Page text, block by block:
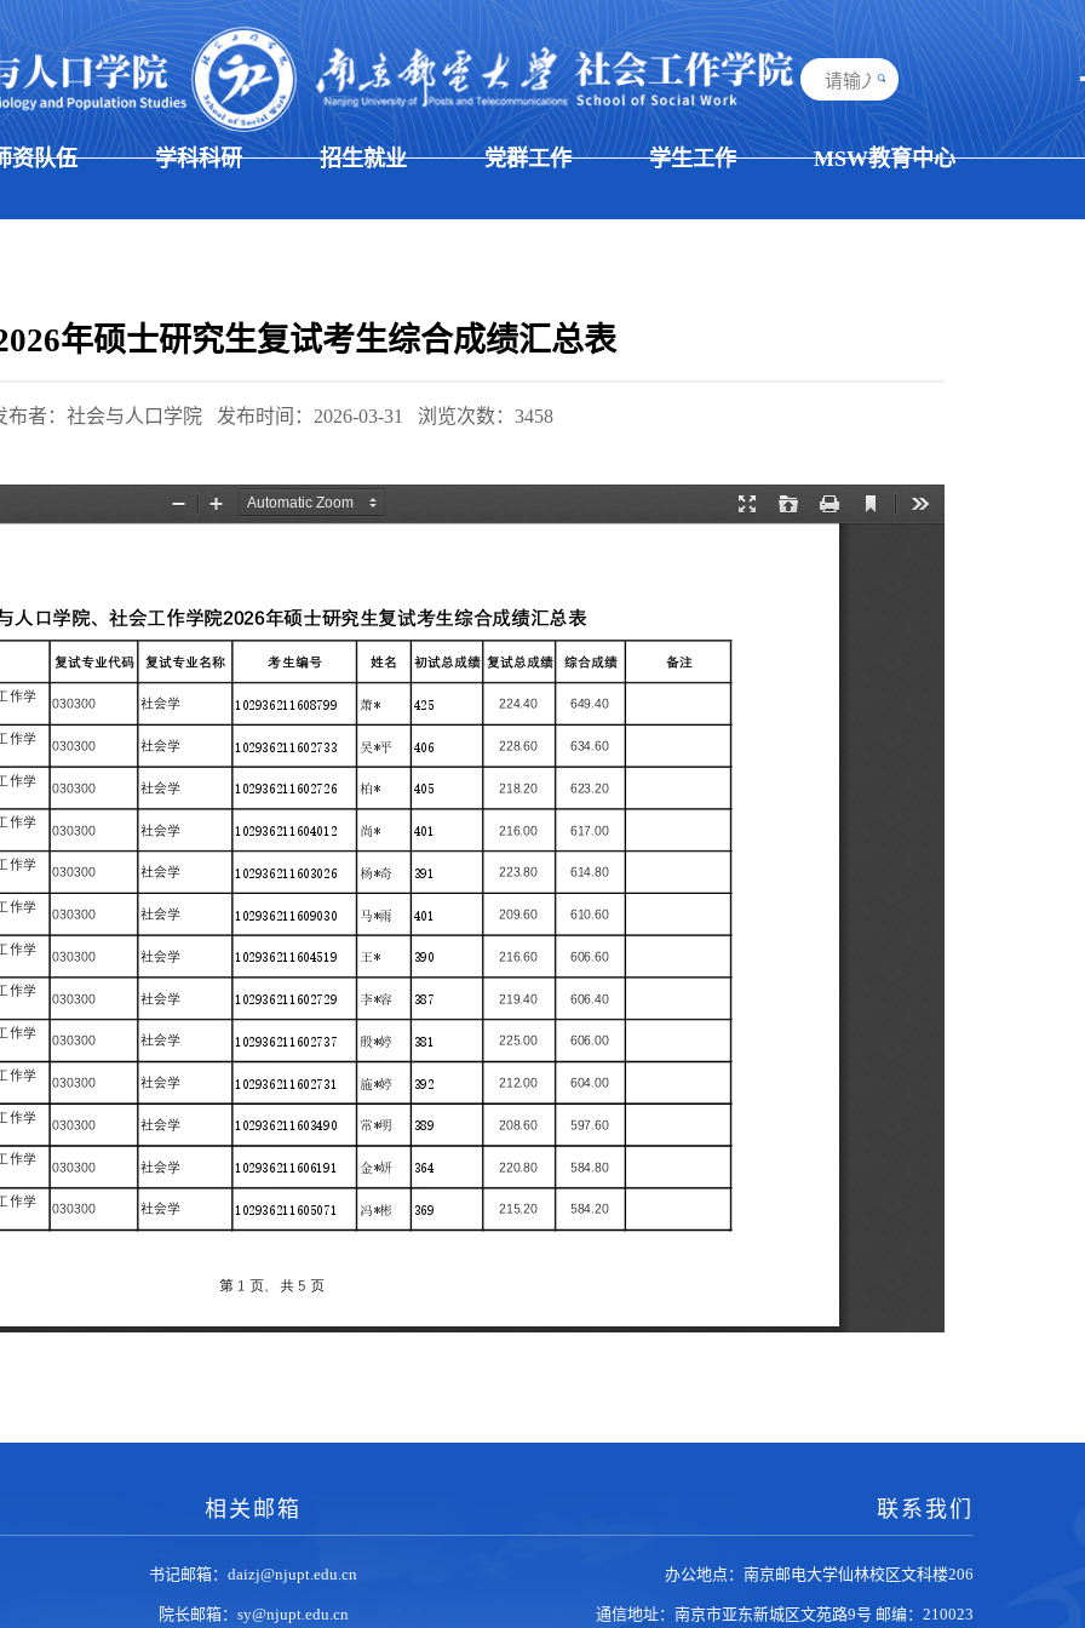
资队伍 学科科研 招生就业 党群工作 学生工作 MSW教育中心
年硕士研究生复试考生综合成绩汇总表
布者：社会与人口学院 发布时间：2026-03-31 浏览次数： 3458
相关邮箱
书记邮箱：daizj@njupt.edu.cn
院长邮箱：sy@njupt.edu.cn
联系我们
办公地点：南京邮电大学仙林校区文科楼206
通信地址：南京市亚东新城区文苑路9号 邮编：210023